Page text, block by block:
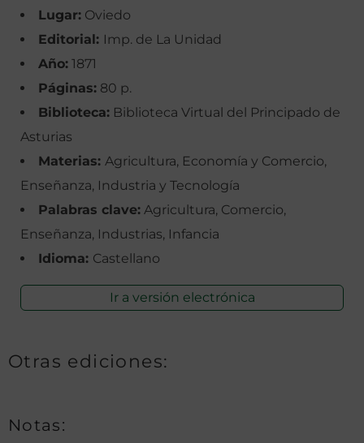
Lugar: Oviedo
Editorial: Imp. de La Unidad
Año: 1871
Páginas: 80 p.
Biblioteca: Biblioteca Virtual del Principado de
Asturias
Materias: Agricultura, Economía y Comercio,
Enseñanza, Industria y Tecnología
Palabras clave: Agricultura, Comercio,
Enseñanza, Industrias, Infancia
Idioma: Castellano
Ir a versión electrónica
Otras ediciones:
Notas: